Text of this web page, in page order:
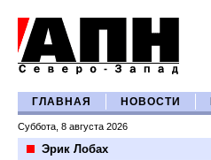
ГЛАВНАЯ НОВОСТИ
Суббота, 8 августа 2026
Эрик Лобах